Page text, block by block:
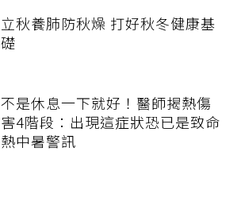
立秋養肺防秋燥 打好秋冬健康基
礎
不是休息一下就好！醫師揭熱傷
害4階段：出現這症狀恐已是致命
熱中暑警訊